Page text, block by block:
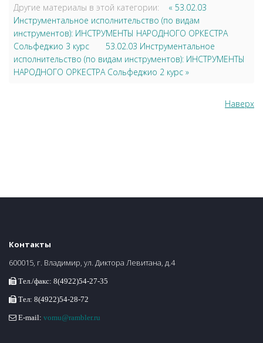
Другие материалы в этой категории:
« 53.02.03
Инструментальное исполнительство (по видам
инструментов): ИНСТРУМЕНТЫ НАРОДНОГО ОРКЕСТРА
Сольфеджио 3 курс
53.02.03 Инструментальное
исполнительство (по видам инструментов): ИНСТРУМЕНТЫ
НАРОДНОГО ОРКЕСТРА Сольфеджио 2 курс »
Наверх
Контакты
600015, г. Владимир, ул. Диктора Левитана, д.4
Тел./факс: 8(4922)54-27-35
Тел: 8(4922)54-28-72
E-mail: vomu@rambler.ru